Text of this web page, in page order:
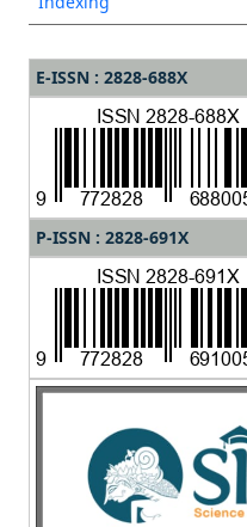
E-ISSN : 2828-688X
P-ISSN : 2828-691X